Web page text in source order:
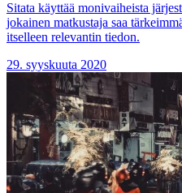
Sitata käyttää monivaiheista
jokainen matkustaja saa
itselleen relevantin tiedon.
29. syyskuuta 2020